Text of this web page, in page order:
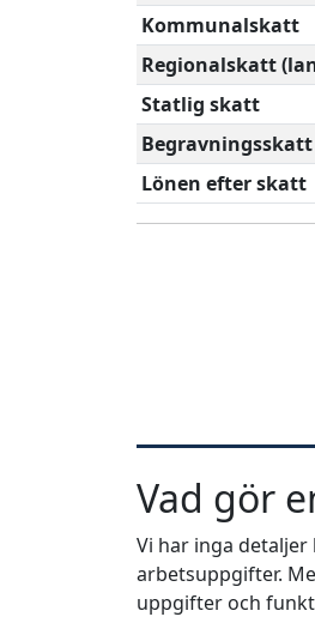
Kommunalskatt
Regionalskatt
Statlig skatt
Begravningsskatt
Lönen efter skatt
Vad gör
Vi har inga
arbetsuppgifter.
uppgifter och